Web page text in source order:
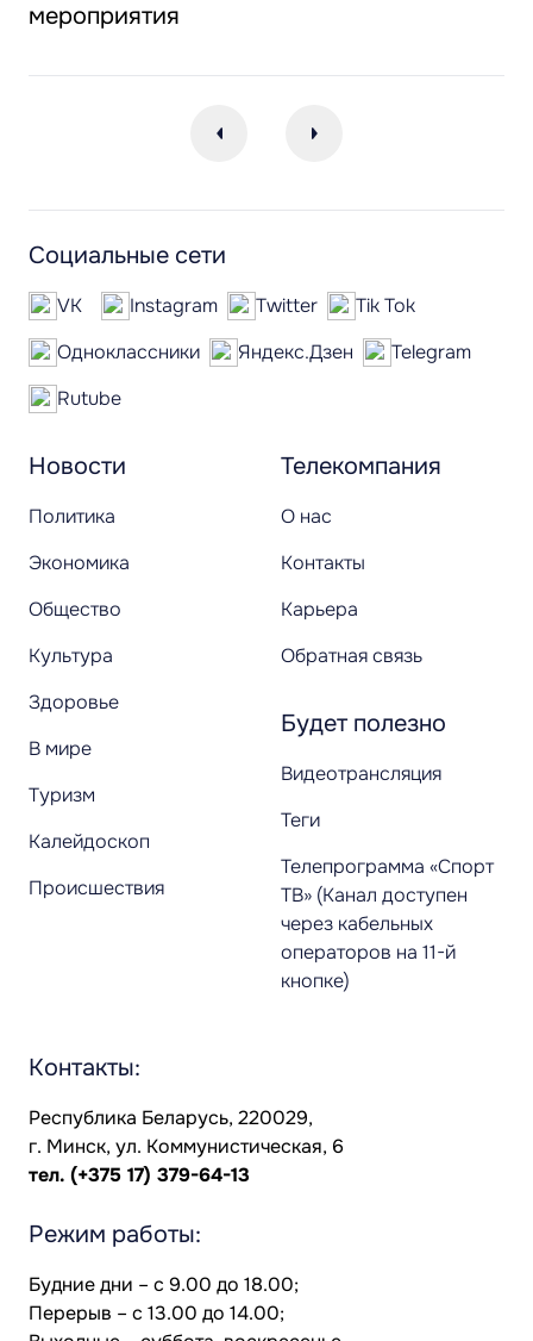
мероприятия
Новости
Политика
Экономика
Общество
Культура
Здоровье
В мире
Туризм
Калейдоскоп
Происшествия
Телекомпания
О нас
Контакты
Карьера
Обратная связь
Будет полезно
Видеотрансляция
Теги
Телепрограмма «Спорт
ТВ» (Канал доступен
через кабельных
операторов на 11-й
кнопке)
Социальные сети
VK Instagram Twitter
Tik Tok
Одноклассники
Яндекс.Дзен
Telegram
Rutube
Контакты:
Республика Беларусь, 220029,
г. Минск, ул. Коммунистическая, 6
тел. (+375 17) 379-64-13
Режим работы:
Будние дни – с 9.00 до 18.00;
Перерыв – с 13.00 до 14.00;